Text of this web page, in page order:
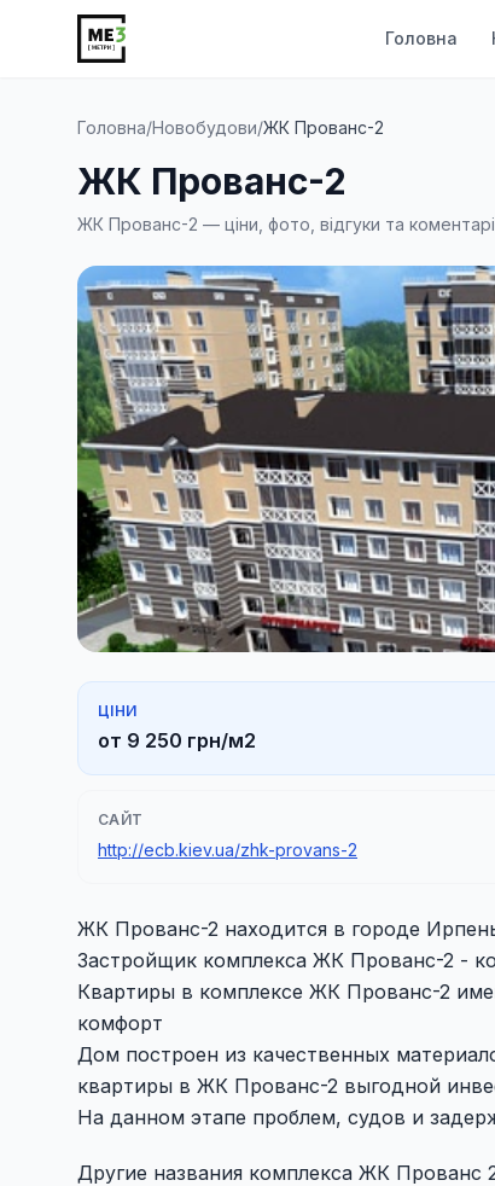
Головна
Головна/Новобудови/ЖК Прованс-2
ЖК Прованс-2
ЖК Прованс-2 — ціни, фото, відгуки та коментарі
ЦІНИ
от 9 250 грн/м2
САЙТ
http://ecb.kiev.ua/zhk-provans-2
ЖК Прованс-2 находится в городе
Застройщик комплекса ЖК Прованс-2 -
Квартиры в комплексе ЖК Прованс-2
комфорт
Дом построен из качественных
квартиры в ЖК Прованс-2 выгодной
На данном этапе проблем, судов и
Другие названия комплекса ЖК